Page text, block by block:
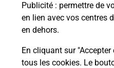
Publicité : permettre de
en lien avec vos centres
en dehors.
En cliquant sur
tous les cookies. Le
Est-ce que je peux
numéro de mobile
Est-ce que je peux
avec La Poste Mobile